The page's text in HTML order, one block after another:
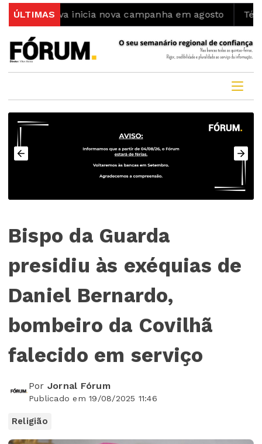
ÚLTIMAS
inicia nova campanha em agosto Ténis
Bispo da Guarda
presidiu às exéquias de
Daniel Bernardo,
bombeiro da Covilhã
falecido em serviço
Por Jornal Fórum
Publicado em 19/08/2025 11:46
Religião